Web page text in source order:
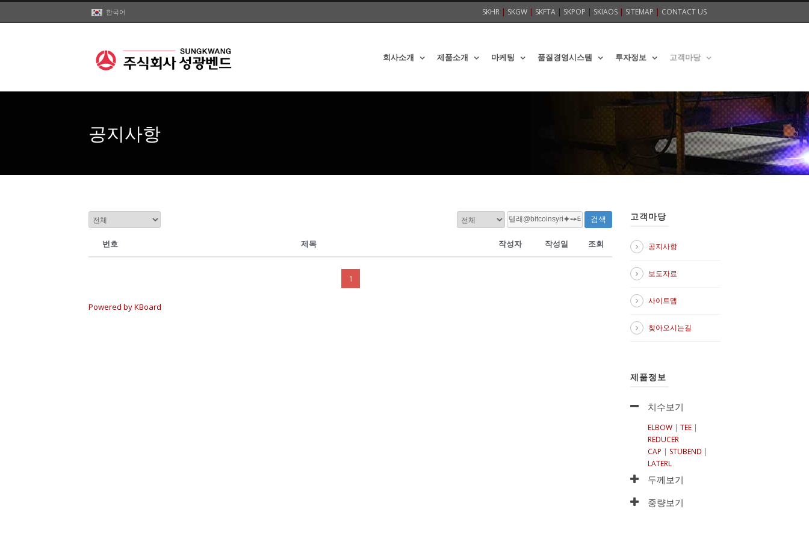
한국어 SKHR | SKGW | SKFTA | SKPOP | SKIAOS | SITEMAP | CONTACT US
회사소개 제품소개 마케팅 품질경영시스템 투자정보 고객마당
공지사항
검색
번호 제목 작성자 작성일 조회
1
Powered by KBoard
고객마당
공지사항
보도자료
사이트맵
찾아오시는길
제품정보
치수보기
ELBOW | TEE |
REDUCER
CAP | STUBEND |
LATERL
두께보기
중량보기